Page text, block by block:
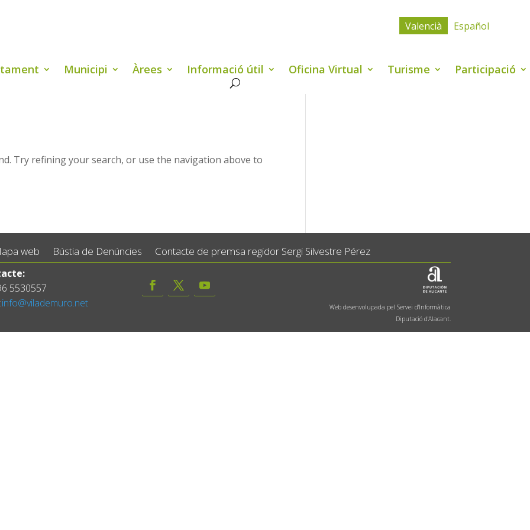
Valencià Español
Municipi Àrees Informació útil Oficina Virtual Turisme Participació
Try refining your search, or use the navigation above to
web Bústia de Denúncies Contacte de premsa regidor Sergi Silvestre Pérez
5530557
info@vilademuro.net
Web desenvolupada pel Servei d'Informàtica
Diputació d'Alacant.